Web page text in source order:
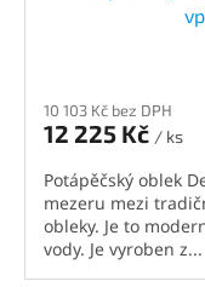
10 103 Kč bez DPH
12 225 Kč / ks
Potápěčský oblek
mezeru mezi
obleky. Je to
vody. Je vyroben z...